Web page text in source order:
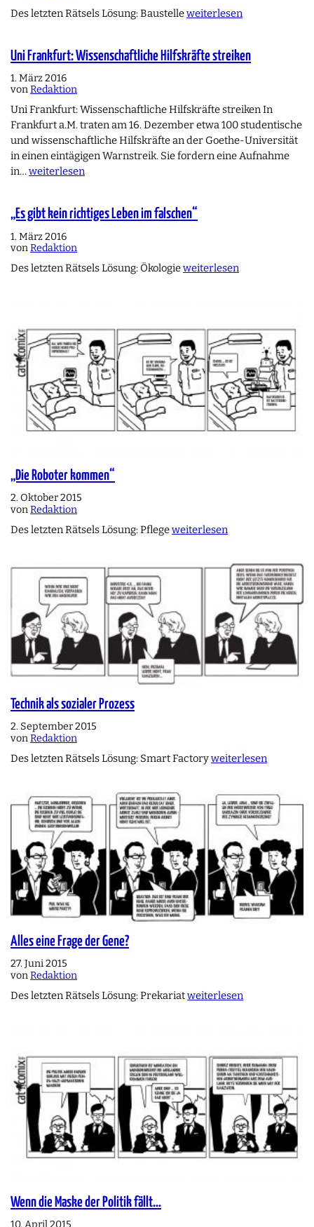
Des letzten Rätsels Lösung: Baustelleweiterlesen
Uni Frankfurt: Wissenschaftliche Hilfskräfte streiken
1. März 2016
vonRedaktion
Uni Frankfurt: Wissenschaftliche Hilfskräfte streiken In
Frankfurt a.M. traten am 16. Dezember etwa 100 studentische
und wissenschaftliche Hilfskräfte an der Goethe-Universität
in einen eintägigen Warnstreik. Sie fordern eine Aufnahme
in…weiterlesen
„Es gibt kein richtiges Leben im falschen“
1. März 2016
vonRedaktion
Des letzten Rätsels Lösung: Ökologieweiterlesen
„Die Roboter kommen“
2. Oktober 2015
vonRedaktion
Des letzten Rätsels Lösung: Pflegeweiterlesen
Technik als sozialer Prozess
2. September 2015
vonRedaktion
Des letzten Rätsels Lösung: Smart Factoryweiterlesen
Alles eine Frage der Gene?
27. Juni 2015
vonRedaktion
Des letzten Rätsels Lösung: Prekariatweiterlesen
Wenn die Maske der Politik fällt…